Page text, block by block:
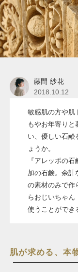
藤間 紗花
2018.10.12
敏感肌の方や肌
もやお年寄りと
い、優しい石鹸
ょうか。
『アレッポの
加の石鹸。余計
の素材のみで作
らおじいちゃん
使うことができ
肌が求める、本